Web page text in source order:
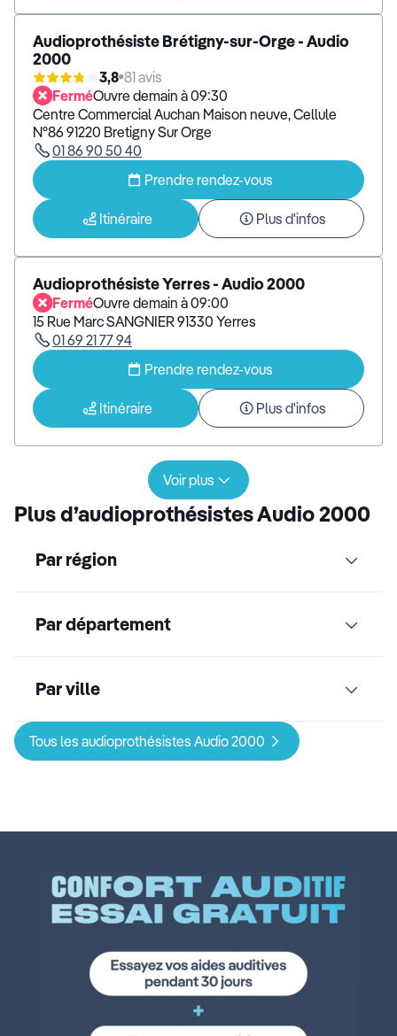
Audioprothésiste Brétigny-sur-Orge - Audio
2000
3,8 81 avis
FerméOuvre demain à 09:30
Centre Commercial Auchan Maison neuve, Cellule
N°86 91220 Bretigny Sur Orge
01 86 90 50 40
Prendre rendez-vous
Itinéraire Plus d'infos
Audioprothésiste Yerres - Audio 2000
FerméOuvre demain à 09:00
15 Rue Marc SANGNIER 91330 Yerres
01 69 21 77 94
Prendre rendez-vous
Itinéraire Plus d'infos
Voir plus
Plus d’audioprothésistes Audio 2000
Par région
Par département
Par ville
Tous les audioprothésistes Audio 2000